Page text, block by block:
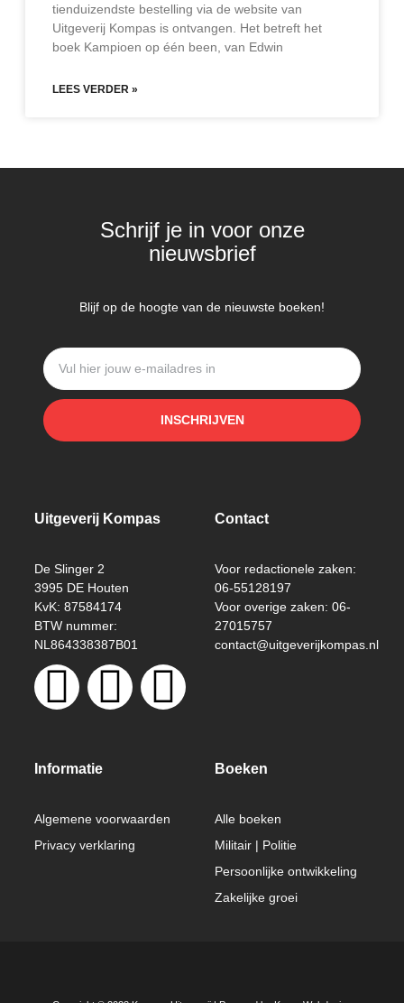
tienduizendste bestelling via de website van
Uitgeverij Kompas is ontvangen. Het betreft het
boek Kampioen op één been, van Edwin
LEES VERDER »
Schrijf je in voor onze
nieuwsbrief
Blijf op de hoogte van de nieuwste boeken!
INSCHRIJVEN
Uitgeverij Kompas
De Slinger 2
3995 DE Houten
KvK: 87584174
BTW nummer:
NL864338387B01
Contact
Voor redactionele zaken:
06-55128197
Voor overige zaken: 06-
27015757
contact@uitgeverijkompas.nl
Informatie
Algemene voorwaarden
Privacy verklaring
Boeken
Alle boeken
Militair | Politie
Persoonlijke ontwikkeling
Zakelijke groei